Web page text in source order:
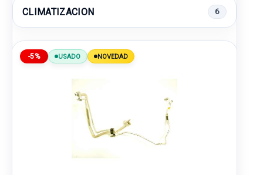
CLIMATIZACION 6
-5% USADO NOVEDAD